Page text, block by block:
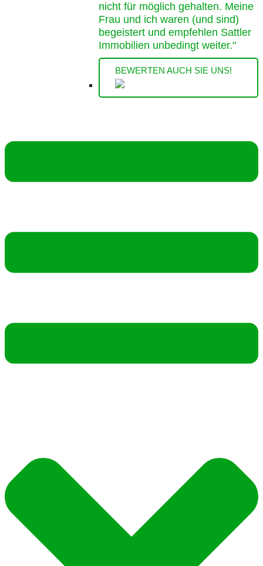
nicht für möglich gehalten. Meine
Frau und ich waren (und sind)
begeistert und empfehlen Sattler
Immobilien unbedingt weiter."
BEWERTEN AUCH SIE UNS!